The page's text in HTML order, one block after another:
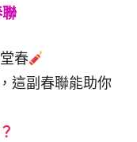
春
這副春聯能助你